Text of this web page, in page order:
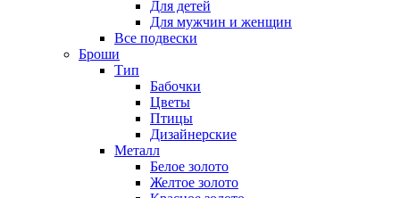
Для детей
Для мужчин и женщин
Все подвески
Броши
Тип
Бабочки
Цветы
Птицы
Дизайнерские
Металл
Белое золото
Желтое золото